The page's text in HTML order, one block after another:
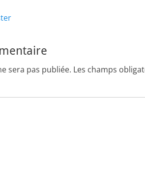
sera pas publiée. Les champs